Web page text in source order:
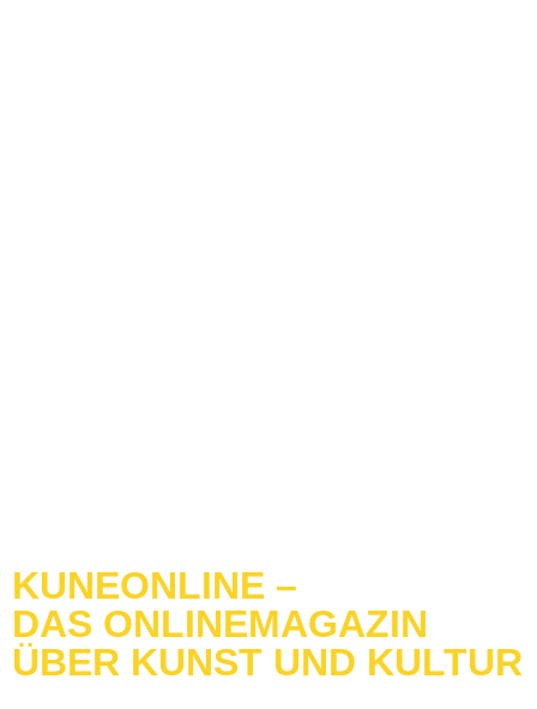
KUNEONLINE –
DAS ONLINEMAGAZIN
ÜBER KUNST UND KULTUR